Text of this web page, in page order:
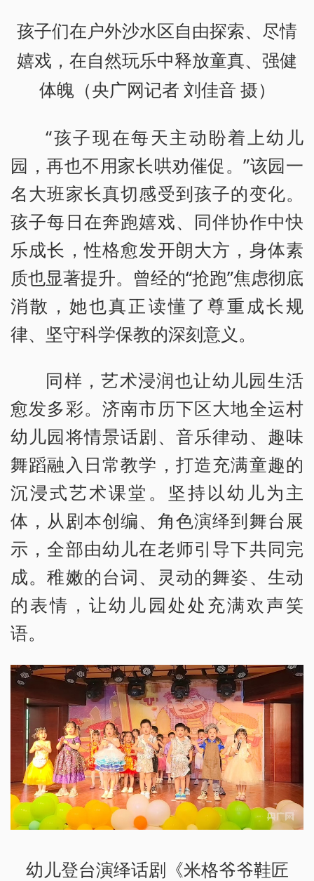
孩子们在户外沙水区自由探索、尽情
嬉戏，在自然玩乐中释放童真、强健
体魄（央广网记者 刘佳音 摄）
“孩子现在每天主动盼着上幼儿
园，再也不用家长哄劝催促。”该园一
名大班家长真切感受到孩子的变化。
孩子每日在奔跑嬉戏、同伴协作中快
乐成长，性格愈发开朗大方，身体素
质也显著提升。曾经的“抢跑”焦虑彻底
消散，她也真正读懂了尊重成长规
律、坚守科学保教的深刻意义。
同样，艺术浸润也让幼儿园生活
愈发多彩。济南市历下区大地全运村
幼儿园将情景话剧、音乐律动、趣味
舞蹈融入日常教学，打造充满童趣的
沉浸式艺术课堂。坚持以幼儿为主
体，从剧本创编、角色演绎到舞台展
示，全部由幼儿在老师引导下共同完
成。稚嫩的台词、灵动的舞姿、生动
的表情，让幼儿园处处充满欢声笑
语。
幼儿登台演绎话剧《米格爷爷鞋匠